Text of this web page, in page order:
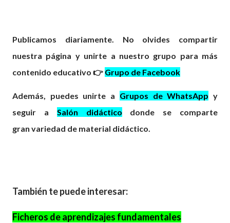
Publicamos diariamente. No olvides compartir
nuestra página y unirte a nuestro grupo para más
contenido educativo 👉 Grupo de Facebook
Además, puedes unirte a Grupos de WhatsApp y
seguir a Salón didáctico
donde se comparte
gran variedad de material didáctico.
También te puede interesar:
Ficheros de aprendizajes fundamentales